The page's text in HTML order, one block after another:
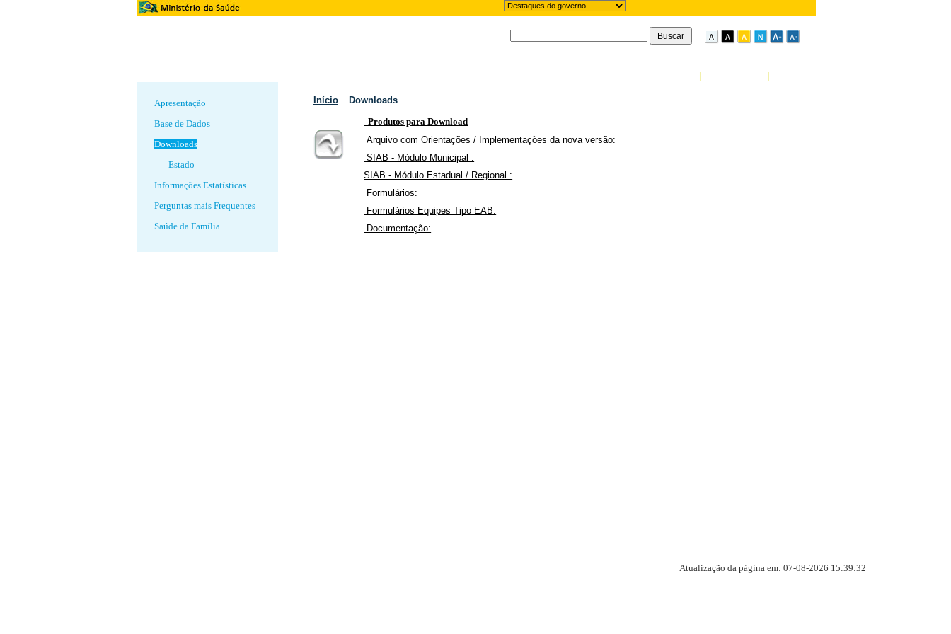
| |
Apresentação
Base de Dados
Downloads
Estado
Informações Estatísticas
Perguntas mais Frequentes
Saúde da Família
Início
Downloads
Produtos para Download
Arquivo com Orientações / Implementações da nova versão:
SIAB - Módulo Municipal :
SIAB - Módulo Estadual / Regional :
Formulários:
Formulários Equipes Tipo EAB:
Documentação:
Atualização da página em: 07-08-2026 15:39:32